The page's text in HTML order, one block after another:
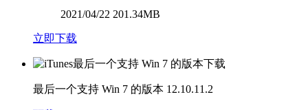
2021/04/22 201.34MB
立即下载
最后一个支持 Win 7 的版本 12.10.11.2